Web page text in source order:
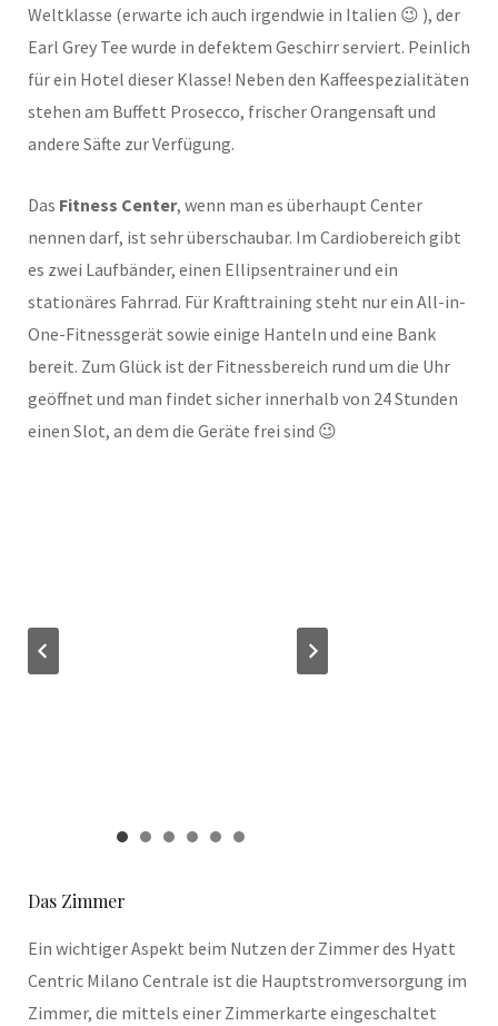
Weltklasse (erwarte ich auch irgendwie in Italien 😉 ), der
Earl Grey Tee wurde in defektem Geschirr serviert. Peinlich
für ein Hotel dieser Klasse! Neben den Kaffeespezialitäten
stehen am Buffett Prosecco, frischer Orangensaft und
andere Säfte zur Verfügung.
Das Fitness Center, wenn man es überhaupt Center
nennen darf, ist sehr überschaubar. Im Cardiobereich gibt
es zwei Laufbänder, einen Ellipsentrainer und ein
stationäres Fahrrad. Für Krafttraining steht nur ein All-in-
One-Fitnessgerät sowie einige Hanteln und eine Bank
bereit. Zum Glück ist der Fitnessbereich rund um die Uhr
geöffnet und man findet sicher innerhalb von 24 Stunden
einen Slot, an dem die Geräte frei sind 😉
Das Zimmer
Ein wichtiger Aspekt beim Nutzen der Zimmer des Hyatt
Centric Milano Centrale ist die Hauptstromversorgung im
Zimmer, die mittels einer Zimmerkarte eingeschaltet